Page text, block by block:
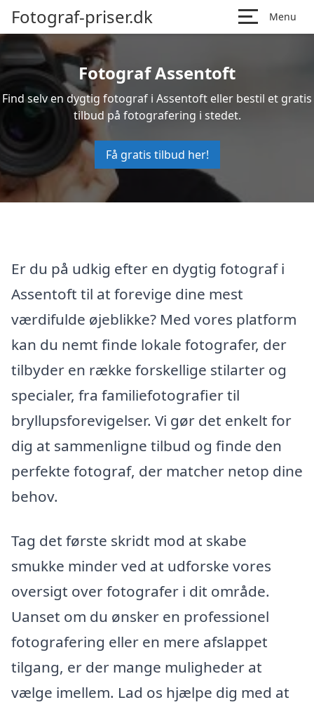
Fotograf-priser.dk Menu
Fotograf Assentoft
Find selv en dygtig fotograf i Assentoft eller bestil et gratis
tilbud på fotografering i stedet.
Få gratis tilbud her!
Er du på udkig efter en dygtig fotograf i
Assentoft til at forevige dine mest
værdifulde øjeblikke? Med vores platform
kan du nemt finde lokale fotografer, der
tilbyder en række forskellige stilarter og
specialer, fra familiefotografier til
bryllupsforevigelser. Vi gør det enkelt for
dig at sammenligne tilbud og finde den
perfekte fotograf, der matcher netop dine
behov.
Tag det første skridt mod at skabe
smukke minder ved at udforske vores
oversigt over fotografer i dit område.
Uanset om du ønsker en professionel
fotografering eller en mere afslappet
tilgang, er der mange muligheder at
vælge imellem. Lad os hjælpe dig med at